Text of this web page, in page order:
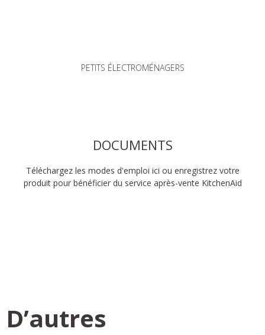
PETITS ÉLECTROMÉNAGERS
DOCUMENTS
Téléchargez les modes d'emploi ici ou enregistrez votre
produit pour bénéficier du service après-vente KitchenAid
D’autres